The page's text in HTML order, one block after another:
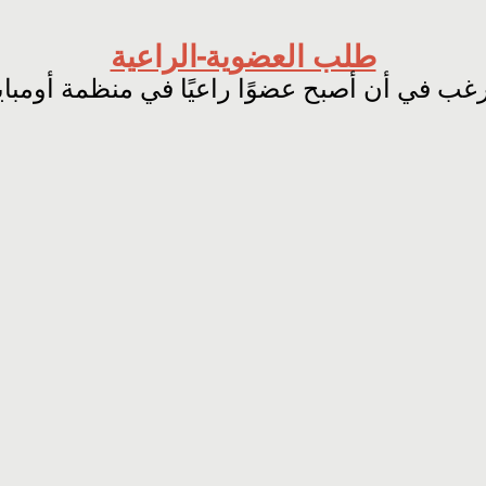
طلب العضوية-الراعية
في أن أصبح عضوًا راعيًا في منظمة